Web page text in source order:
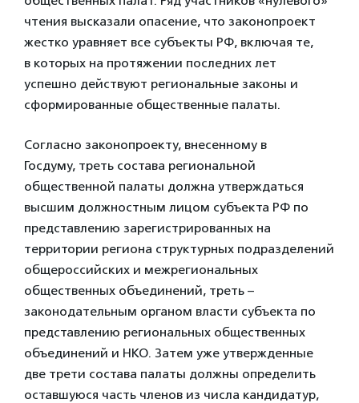
чтения высказали опасение, что законопроект
жестко уравняет все субъекты РФ, включая те,
в которых на протяжении последних лет
успешно действуют региональные законы и
сформированные общественные палаты.
Согласно законопроекту, внесенному в
Госдуму, треть состава региональной
общественной палаты должна утверждаться
высшим должностным лицом субъекта РФ по
представлению зарегистрированных на
территории региона структурных подразделений
общероссийских и межрегиональных
общественных объединений, треть –
законодательным органом власти субъекта по
представлению региональных общественных
объединений и НКО. Затем уже утвержденные
две трети состава палаты должны определить
оставшуюся часть членов из числа кандидатур,